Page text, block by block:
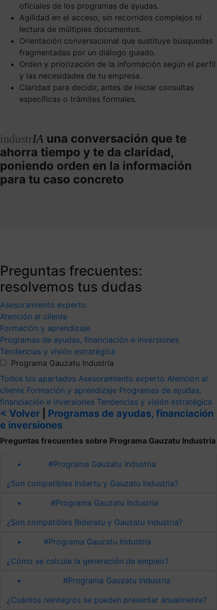
oficiales de los programas de ayudas.
Agilidad en el acceso, sin recorridos complejos ni
lectura de múltiples documentos.
Orientación conversacional que sustituye búsquedas
fragmentadas por un diálogo guiado.
Orden y priorización de la información según el perfil
y las necesidades de tu empresa.
Claridad para decidir, antes de iniciar consultas
específicas o trámites formales.
industrIA una conversación que te
ahorra tiempo y te da claridad,
poniendo orden en la información
para tu caso concreto
Preguntas frecuentes:
resolvemos tus dudas
Asesoramiento experto
Atención al cliente
Formación y aprendizaje
Programas de ayudas, financiación e inversiones
Tendencias y visión estratégica
Programa Gauzatu Industria
Todos los apartados Asesoramiento experto Atención al
cliente Formación y aprendizaje Programas de ayudas,
financiación e inversiones Tendencias y visión estratégica
< Volver
Programas de ayudas, financiación
e inversiones
Preguntas frecuentes sobre Programa Gauzatu Industria
#Programa Gauzatu Industria
¿Son compatibles Indartu y Gauzatu Industria?
#Programa Gauzatu Industria
¿Son compatibles Bideratu y Gauzatu Industria?
#Programa Gauzatu Industria
¿Cómo se calcula la generación de empleo?
#Programa Gauzatu Industria
¿Cuántos reintegros se pueden presentar anualmente?